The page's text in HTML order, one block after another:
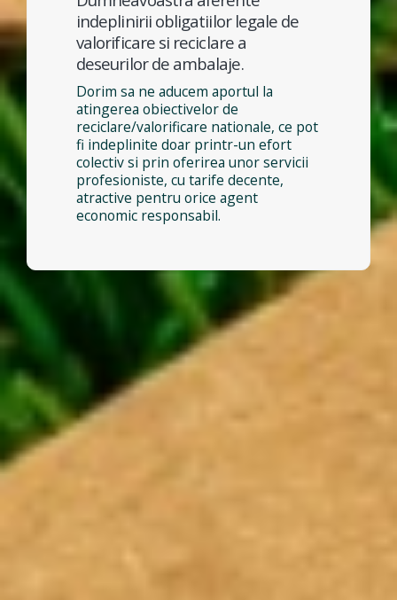
indeplinirii obligatiilor legale de
valorificare si reciclare a
deseurilor de ambalaje.
Dorim sa ne aducem aportul la
atingerea obiectivelor de
reciclare/valorificare nationale, ce pot
fi indeplinite doar printr-un efort
colectiv si prin oferirea unor servicii
profesioniste, cu tarife decente,
atractive pentru orice agent
economic responsabil.